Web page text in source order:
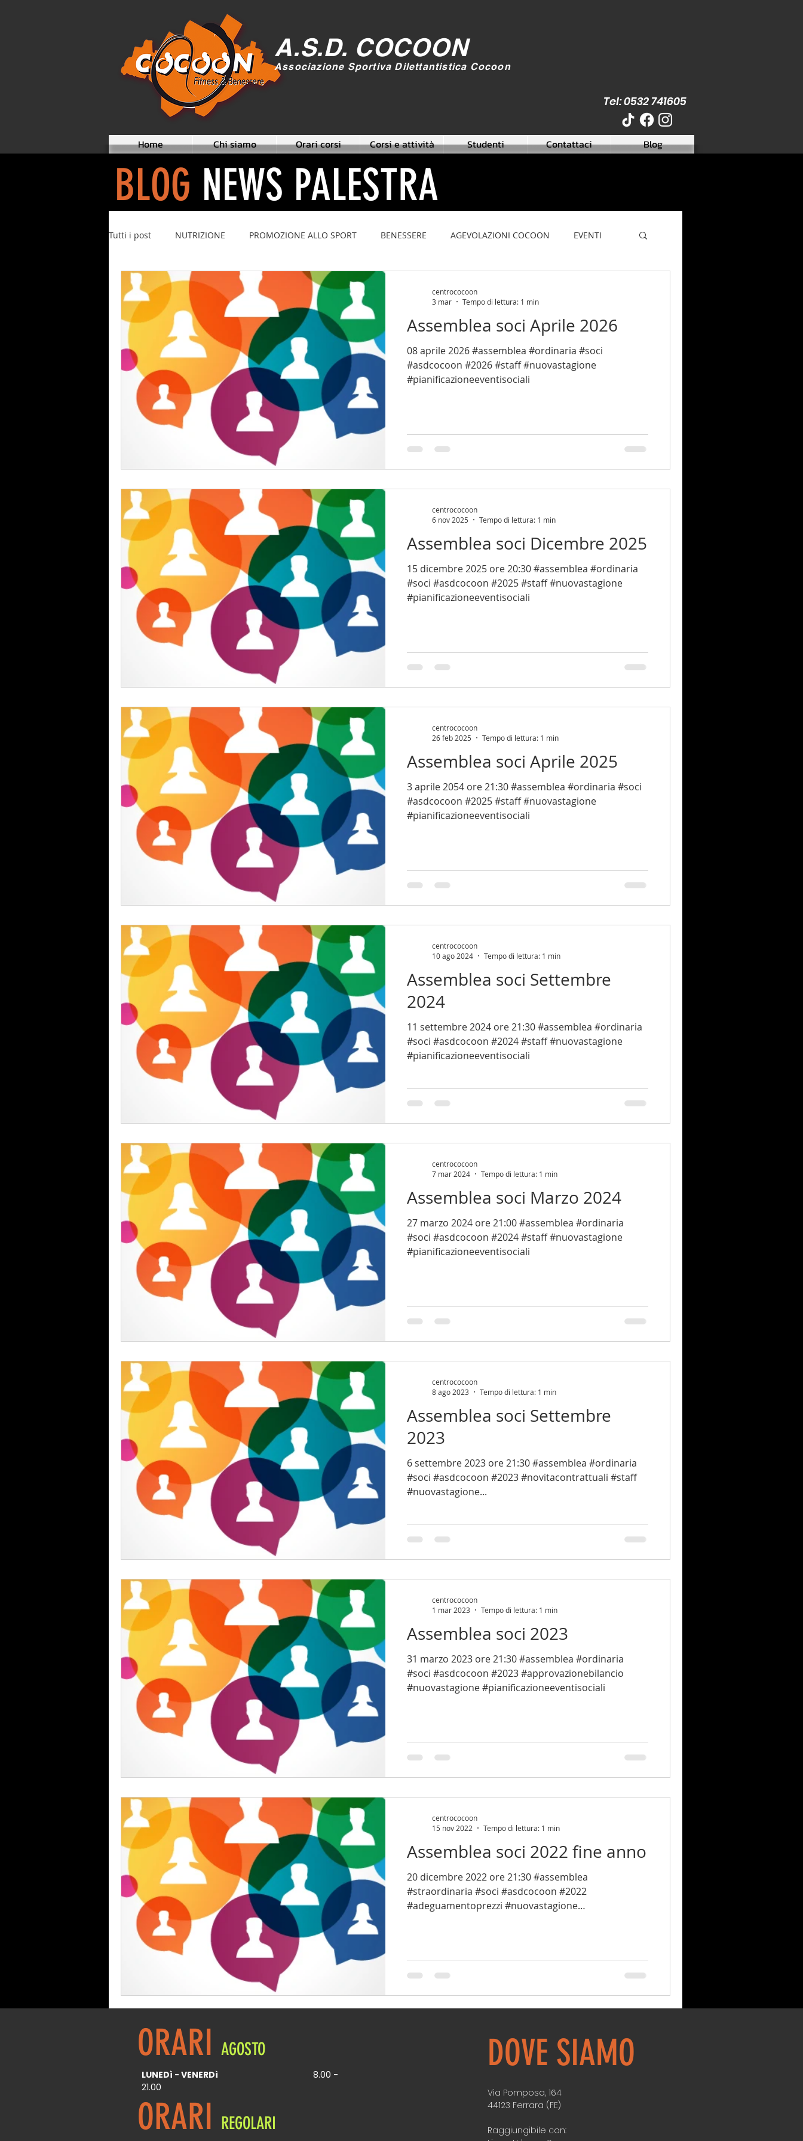
A.S.D. COCOON
Associazione Sportiva Dilettantistica Cocoon
Tel: 0532 741605
Home Chi siamo Orari corsi Corsi e attività Studenti Contattaci Blog
BLOG NEWS PALESTRA
Tutti i post NUTRIZIONE PROMOZIONE ALLO SPORT BENESSERE AGEVOLAZIONI COCOON EVENTI
COMUNICAZIONI SOCI POWERLIFTING IN EVIDENZA
Assemblea soci Aprile 2026
08 aprile 2026 #assemblea #ordinaria #soci
#asdcocoon #2026 #staff #nuovastagione
#pianificazioneeventisociali
centrococoon
3 mar
Tempo di lettura: 1 min
Assemblea soci Dicembre 2025
15 dicembre 2025 ore 20:30 #assemblea #ordinaria
#soci #asdcocoon #2025 #staff #nuovastagione
#pianificazioneeventisociali
centrococoon
6 nov 2025
Tempo di lettura: 1 min
Assemblea soci Aprile 2025
3 aprile 2054 ore 21:30 #assemblea #ordinaria #soci
#asdcocoon #2025 #staff #nuovastagione
#pianificazioneeventisociali
centrococoon
26 feb 2025
Tempo di lettura: 1 min
Assemblea soci Settembre
2024
11 settembre 2024 ore 21:30 #assemblea #ordinaria
#soci #asdcocoon #2024 #staff #nuovastagione
#pianificazioneeventisociali
centrococoon
10 ago 2024
Tempo di lettura: 1 min
Assemblea soci Marzo 2024
27 marzo 2024 ore 21:00 #assemblea #ordinaria
#soci #asdcocoon #2024 #staff #nuovastagione
#pianificazioneeventisociali
centrococoon
7 mar 2024
Tempo di lettura: 1 min
Assemblea soci Settembre
2023
6 settembre 2023 ore 21:30 #assemblea #ordinaria
#soci #asdcocoon #2023 #novitacontrattuali #staff
#nuovastagione...
centrococoon
8 ago 2023
Tempo di lettura: 1 min
Assemblea soci 2023
31 marzo 2023 ore 21:30 #assemblea #ordinaria
#soci #asdcocoon #2023 #approvazionebilancio
#nuovastagione #pianificazioneeventisociali
centrococoon
1 mar 2023
Tempo di lettura: 1 min
Assemblea soci 2022 fine anno
20 dicembre 2022 ore 21:30 #assemblea
#straordinaria #soci #asdcocoon #2022
#adeguamentoprezzi #nuovastagione
centrococoon
15 nov 2022
Tempo di lettura: 1 min
ORARI AGOSTO
LUNEDì - VENERDì
8.00 -
21.00
DOVE SIAMO
Via Pomposa, 164
44123 Ferrara (FE)
Raggiungibile con:
ORARI REGOLARI